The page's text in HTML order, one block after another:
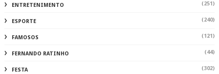
ENTRETENIMENTO (251)
ESPORTE (240)
FAMOSOS (121)
FERNANDO RATINHO (44)
FESTA (302)